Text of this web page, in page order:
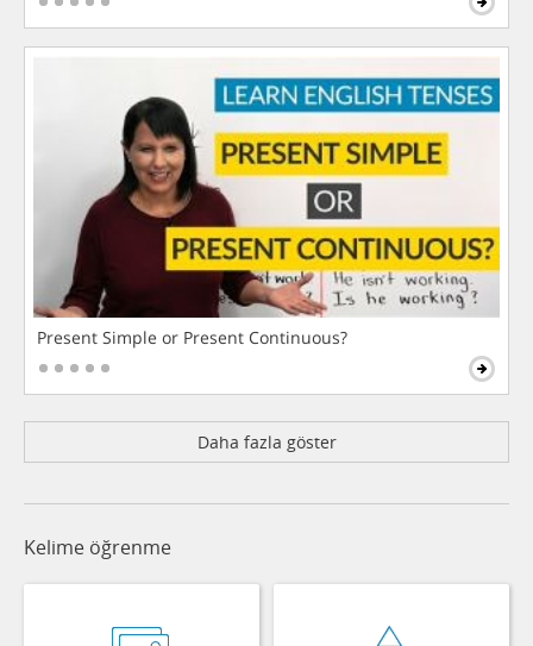
Present Simple or Present Continuous?
Daha fazla göster
Kelime öğrenme